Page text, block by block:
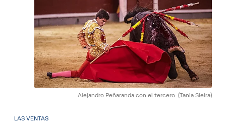
Alejandro Peñaranda con el tercero. (Tania Sieira)
LAS VENTAS